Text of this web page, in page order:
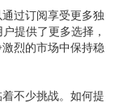
过订阅享受更多独
提供了更多选择，
烈的市场中保持稳
不少挑战。如何提